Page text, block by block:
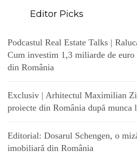
Editor Picks
Podcastul Real Estate Talks |
Cum investim 1,3 miliarde de
din România
Exclusiv | Arhitectul Maximilian
proiecte din România după munca
Editorial: Dosarul Schengen, o
imobiliară din România